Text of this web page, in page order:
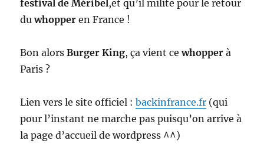
festival de Méribel,et qu’il milite pour le retour
duwhopperen France !
Bon alorsBurger King, ça vient cewhopperà
Paris ?
Lien vers le site officiel :backinfrance.fr (qui
pour l’instant ne marche pas puisqu’on arrive à
la page d’accueil de wordpress ^^)